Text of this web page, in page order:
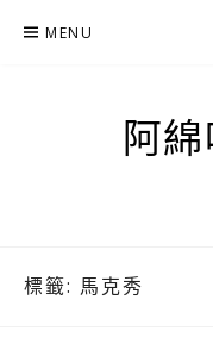
MENU
阿
標籤: 馬克秀